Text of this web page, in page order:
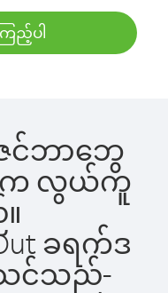
ြည့်ပါ
ဇင်ဘာဘွေ
းက လွယ်ကူ
ခရက်ဒ
သင်သည်-